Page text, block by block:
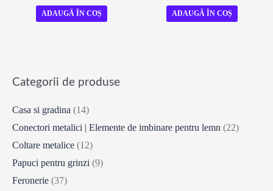
0
din
5
ADAUGĂ ÎN COȘ
0
din
5
ADAUGĂ ÎN COȘ
Categorii de produse
Casa si gradina (14)
Conectori metalici | Elemente de imbinare pentru lemn (22)
Coltare metalice (12)
Papuci pentru grinzi (9)
Feronerie (37)